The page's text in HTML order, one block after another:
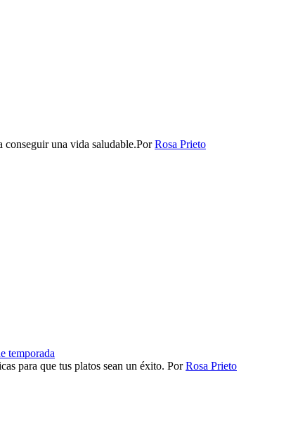
conseguir una vida saludable.​PorRosa Prieto
temporada
para que tus platos sean un éxito. PorRosa Prieto